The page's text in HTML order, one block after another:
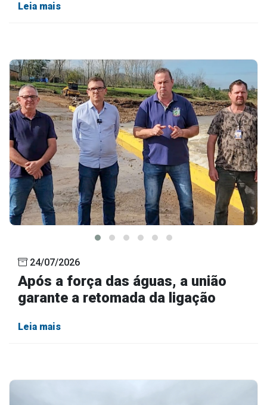
Leia mais
24/07/2026
Após a força das águas, a união
garante a retomada da ligação
Leia mais